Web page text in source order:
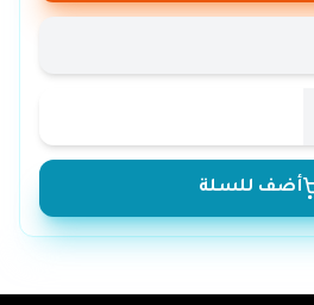
أضف للسلة